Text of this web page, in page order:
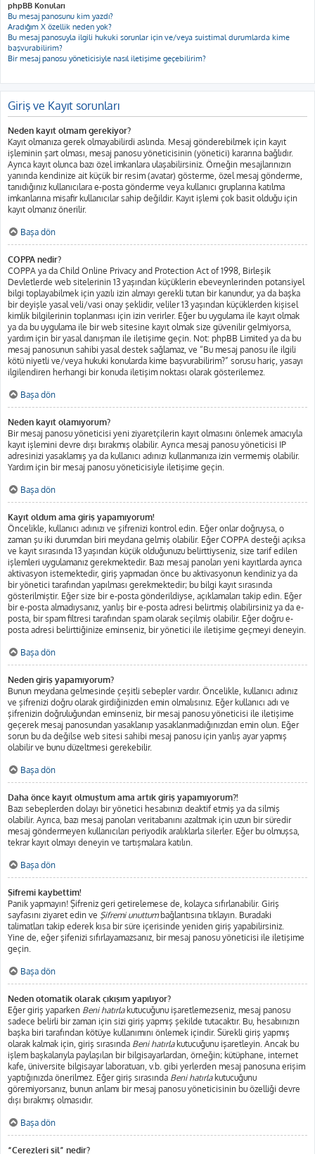
phpBB Konuları
Bu mesaj panosunu kim yazdı?
Aradığım X özellik neden yok?
Bu mesaj panosuyla ilgili hukuki sorunlar için ve/veya suistimal durumlarda kime
başvurabilirim?
Bir mesaj panosu yöneticisiyle nasıl iletişime geçebilirim?
Giriş ve Kayıt sorunları
Neden kayıt olmam gerekiyor?
Kayıt olmanıza gerek olmayabilirdi aslında. Mesaj gönderebilmek için kayıt
işleminin şart olması, mesaj panosu yöneticisinin (yönetici) kararına bağlıdır.
Ayrıca kayıt olunca bazı özel imkanlara ulaşabilirsiniz. Örneğin mesajlarınızın
yanında kendinize ait küçük bir resim (avatar) gösterme, özel mesaj gönderme,
tanıdığınız kullanıcılara e-posta gönderme veya kullanıcı gruplarına katılma
imkanlarına misafir kullanıcılar sahip değildir. Kayıt işlemi çok basit olduğu için
kayıt olmanız önerilir.
Başa dön
COPPA nedir?
COPPA ya da Child Online Privacy and Protection Act of 1998, Birleşik
Devletlerde web sitelerinin 13 yaşından küçüklerin ebeveynlerinden potansiyel
bilgi toplayabilmek için yazılı izin almayı gerekli tutan bir kanundur, ya da başka
bir deyişle yasal veli/vasi onay şeklidir, veliler 13 yaşından küçüklerden kişisel
kimlik bilgilerinin toplanması için izin verirler. Eğer bu uygulama ile kayıt olmak
ya da bu uygulama ile bir web sitesine kayıt olmak size güvenilir gelmiyorsa,
yardım için bir yasal danışman ile iletişime geçin. Not: phpBB Limited ya da bu
mesaj panosunun sahibi yasal destek sağlamaz, ve “Bu mesaj panosu ile ilgili
kötü niyetli ve/veya hukuki konularda kime başvurabilirim?” sorusu hariç, yasayı
ilgilendiren herhangi bir konuda iletişim noktası olarak gösterilemez.
Başa dön
Neden kayıt olamıyorum?
Bir mesaj panosu yöneticisi yeni ziyaretçilerin kayıt olmasını önlemek amacıyla
kayıt işlemini devre dışı bırakmış olabilir. Ayrıca mesaj panosu yöneticisi IP
adresinizi yasaklamış ya da kullanıcı adınızı kullanmanıza izin vermemiş olabilir.
Yardım için bir mesaj panosu yöneticisiyle iletişime geçin.
Başa dön
Kayıt oldum ama giriş yapamıyorum!
Öncelikle, kullanıcı adınızı ve şifrenizi kontrol edin. Eğer onlar doğruysa, o
zaman şu iki durumdan biri meydana gelmiş olabilir. Eğer COPPA desteği açıksa
ve kayıt sırasında 13 yaşından küçük olduğunuzu belirttiyseniz, size tarif edilen
işlemleri uygulamanız gerekmektedir. Bazı mesaj panoları yeni kayıtlarda ayrıca
aktivasyon istemektedir, giriş yapmadan önce bu aktivasyonun kendiniz ya da
bir yönetici tarafından yapılması gerekmektedir; bu bilgi kayıt sırasında
gösterilmiştir. Eğer size bir e-posta gönderildiyse, açıklamaları takip edin. Eğer
bir e-posta almadıysanız, yanlış bir e-posta adresi belirtmiş olabilirsiniz ya da e-
posta, bir spam filtresi tarafından spam olarak seçilmiş olabilir. Eğer doğru e-
posta adresi belirttiğinize eminseniz, bir yönetici ile iletişime geçmeyi deneyin.
Başa dön
Neden giriş yapamıyorum?
Bunun meydana gelmesinde çeşitli sebepler vardır. Öncelikle, kullanıcı adınız
ve şifrenizi doğru olarak girdiğinizden emin olmalısınız. Eğer kullanıcı adı ve
şifrenizin doğruluğundan eminseniz, bir mesaj panosu yöneticisi ile iletişime
geçerek mesaj panosundan yasaklanıp yasaklanmadığınızdan emin olun. Eğer
sorun bu da değilse web sitesi sahibi mesaj panosu için yanlış ayar yapmış
olabilir ve bunu düzeltmesi gerekebilir.
Başa dön
Daha önce kayıt olmuştum ama artık giriş yapamıyorum?!
Bazı sebeplerden dolayı bir yönetici hesabınızı deaktif etmiş ya da silmiş
olabilir. Ayrıca, bazı mesaj panoları veritabanını azaltmak için uzun bir süredir
mesaj göndermeyen kullanıcıları periyodik aralıklarla silerler. Eğer bu olmuşsa,
tekrar kayıt olmayı deneyin ve tartışmalara katılın.
Başa dön
Şifremi kaybettim!
Panik yapmayın! Şifreniz geri getirelemese de, kolayca sıfırlanabilir. Giriş
sayfasını ziyaret edin ve Şifremi unuttumbağlantısına tıklayın. Buradaki
talimatları takip ederek kısa bir süre içerisinde yeniden giriş yapabilirsiniz.
Yine de, eğer şifenizi sıfırlayamazsanız, bir mesaj panosu yöneticisi ile iletişime
geçin.
Başa dön
Neden otomatik olarak çıkışım yapılıyor?
Eğer giriş yaparken Beni hatırlakutucuğunu işaretlemezseniz, mesaj panosu
sadece belirli bir zaman için sizi giriş yapmış şekilde tutacaktır. Bu, hesabınızın
başka biri tarafından kötüye kullanımını önlemek içindir. Sürekli giriş yapmış
olarak kalmak için, giriş sırasında Beni hatırlakutucuğunu işaretleyin. Ancak bu
işlem başkalarıyla paylaşılan bir bilgisayarlardan, örneğin; kütüphane, internet
kafe, üniversite bilgisayar laboratuarı, v.b. gibi yerlerden mesaj panosuna erişim
yaptığınızda önerilmez. Eğer giriş sırasında Beni hatırlakutucuğunu
göremiyorsanız, bunun anlamı bir mesaj panosu yöneticisinin bu özelliği devre
dışı bırakmış olmasıdır.
Başa dön
“Çerezleri sil” nedir?